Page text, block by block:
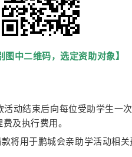
图中二维码，选定资助对象】
动结束后向每位受助学生一
及执行费用。
将用于鹏城会亲助学活动相关